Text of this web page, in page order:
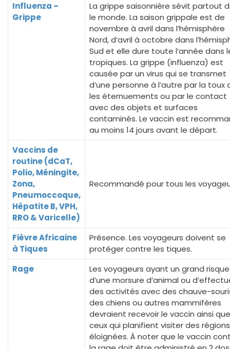
Influenza –
Grippe
La grippe saisonnière sévit partout
le monde. La saison grippale est de
novembre à avril dans l’hémisphère
Nord, d’avril à octobre dans
Sud et elle dure toute l’année dans
tropiques. La grippe (influenza) est
causée par un virus qui se transmet
d’une personne à l’autre par la toux
les éternuements ou par le contact
avec des objets et surfaces
contaminés. Le vaccin est
au moins 14 jours avant le départ.
Vaccins de
routine (dCaT,
Polio, Méningite,
Zona,
Pneumoccoque,
Hépatite B, VPH,
RRO & Varicelle)
Recommandé pour tous les
Fièvre Africaine
à Tiques
Présence. Les voyageurs doivent se
protéger contre les tiques.
Rage
Les voyageurs ayant un grand risque
d’une morsure d’animal ou
des activités avec des chauve-
des chiens ou autres mammifères
devraient recevoir le vaccin ainsi que
ceux qui planifient visiter des régions
éloignées. À noter que le vaccin